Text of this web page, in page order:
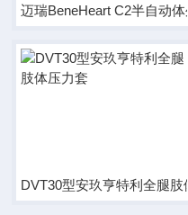
迈瑞BeneHeart C2半自动
DVT30型安玖亨特利全腿肢